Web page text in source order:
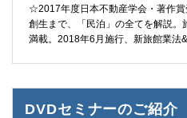
☆2017年度日本不動産学会・著作
創生まで、「民泊」の全てを解説。
満載。2018年6月施行、新旅館業法
DVDセミナーのご紹介